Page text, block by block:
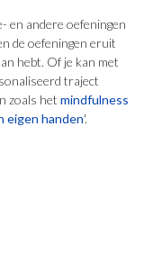
en andere oefeningen
de oefeningen eruit
hebt. Of je kan met
traject
zoals het mindfulness
eigen handen'.